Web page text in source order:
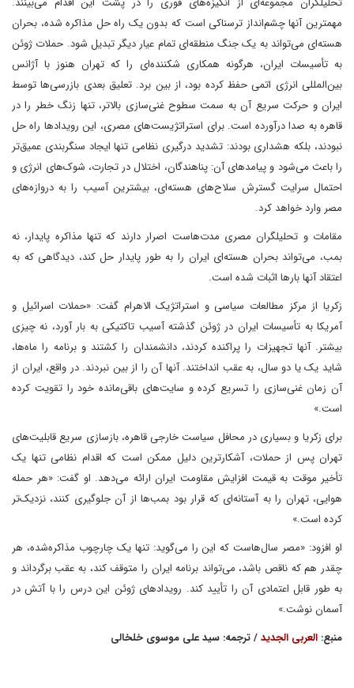
مهمترین آنها چشم‌انداز ترسناکی است که بدون یک راه حل مذاکره شده، بحران
هسته‌ای می‌تواند به یک جنگ منطقه‌ای تمام عیار دیگر تبدیل شود. حملات ژوئن
به تأسیسات ایران، هرگونه همکاری شکننده‌ای را که تهران هنوز با آژانس
بین‌المللی انرژی اتمی حفظ کرده بود، از بین برد. تعلیق بعدی بازرسی‌ها توسط
ایران و حرکت سریع آن به سمت سطوح غنی‌سازی بالاتر، تنها زنگ خطر را در
قاهره به صدا درآورده است. برای استراتژیست‌های مصری، این رویدادها راه حل
نبودند، بلکه هشداری بودند: تشدید درگیری نظامی تنها ایجاد سنگربندی عمیق‌تر
را باعث می‌شود و پیامدهای آن: پناهندگان، اختلال در تجارت، شوک‌های انرژی و
احتمال سرایت گسترش سلاح‌های هسته‌ای، بیشترین آسیب را به دروازه‌های
مصر وارد خواهد کرد.
مقامات و تحلیلگران مصری مدت‌هاست اصرار دارند که تنها مذاکره پایدار، نه
بمب، می‌تواند بحران هسته‌ای ایران را به طور پایدار حل کند، دیدگاهی که به
اعتقاد آنها بارها اثبات شده است.
زکریا از مرکز مطالعات سیاسی و استراتژیک الاهرام گفت: «حملات اسرائیل و
آمریکا به تأسیسات ایران در ژوئن گذشته آسیب تاکتیکی به بار آورد، نه چیزی
بیشتر. آنها تجهیزات را پراکنده کردند، دانشمندان را کشتند و برنامه را ماه‌ها،
شاید یک یا دو سال، به عقب انداختند. آنها آن را از بین نبردند. در واقع، ایران از
آن زمان غنی‌سازی را تسریع کرده و سایت‌های باقی‌مانده خود را تقویت کرده
است.»
برای زکریا و بسیاری در محافل سیاست خارجی قاهره، بازسازی سریع قابلیت‌های
تهران پس از حملات، آشکارترین دلیل ممکن است که اقدام نظامی تنها یک
تأخیر موقت به قیمت افزایش مقاومت ایران ارائه می‌دهد. او گفت: «هر حمله
هوایی، تهران را به آستانه‌ای که قرار بود بمب‌ها از آن جلوگیری کنند، نزدیک‌تر
کرده است.»
او افزود: «مصر سال‌هاست که این را می‌گوید: تنها یک چارچوب مذاکره‌شده، هر
چقدر هم که ناقص باشد، می‌تواند برنامه ایران را متوقف کند، به عقب برگرداند و
به طور قابل اعتمادی آن را تأیید کند. رویدادهای ژوئن این درس را با آتش در
آسمان نوشت.»
منبع: العربی الجدید/ ترجمه: سید علی موسوی خلخالی